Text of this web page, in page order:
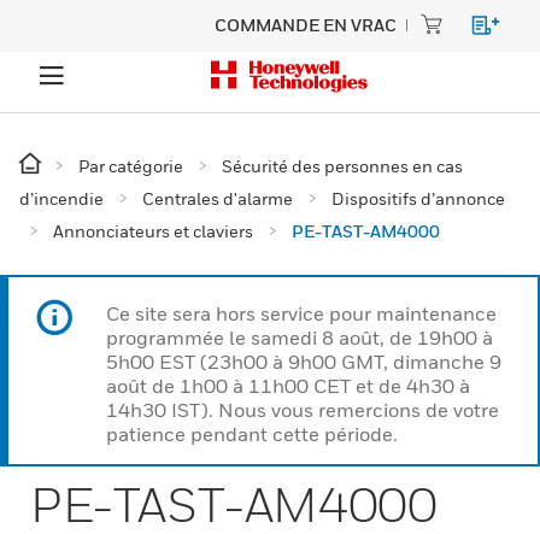
COMMANDE EN VRAC
Par catégorie
Sécurité des personnes en cas
d’incendie
Centrales d'alarme
Dispositifs d’annonce
Annonciateurs et claviers
PE-TAST-AM4000
Ce site sera hors service pour maintenance
programmée le samedi 8 août, de 19h00 à
5h00 EST (23h00 à 9h00 GMT, dimanche 9
août de 1h00 à 11h00 CET et de 4h30 à
14h30 IST). Nous vous remercions de votre
patience pendant cette période.
PE-TAST-AM4000